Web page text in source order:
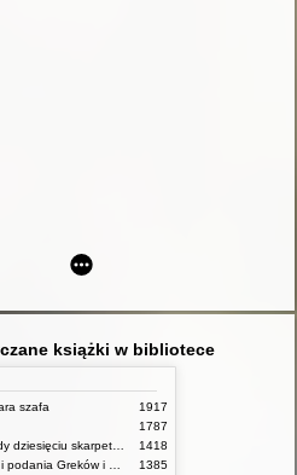
książki w bibliotece
szafa
1917
1787
1418
1385